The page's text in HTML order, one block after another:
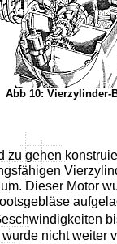
Abb 10: Vierzylinder-
zu gehen
Dieser Motor
nicht weiter